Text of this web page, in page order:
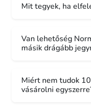
Mit tegyek, ha
Van lehetőség
másik drágább
Miért nem tudok
vásárolni